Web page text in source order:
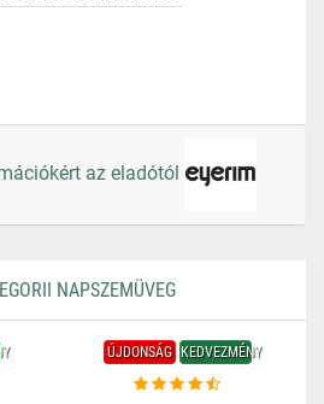
az eladótól
NAPSZEMÜVEG
ÚJDONSÁG KEDVEZMÉNY